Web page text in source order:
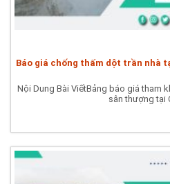
Báo giá chống thấm dột trần nhà
Nội Dung Bài ViếtBảng báo giá tham
sân thượng tại